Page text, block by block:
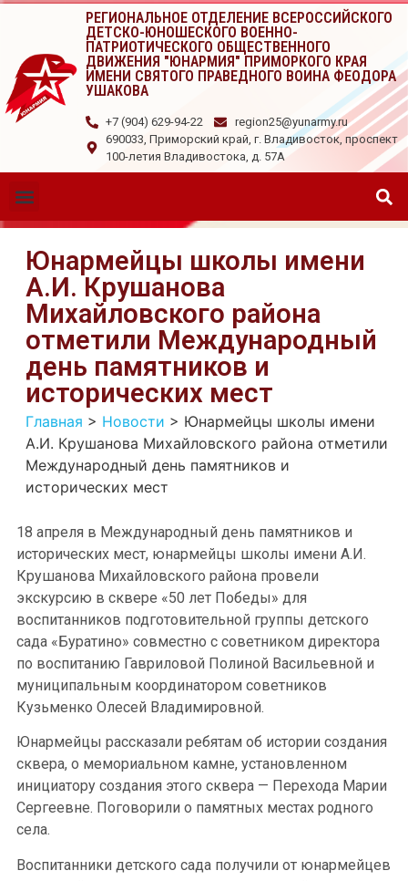
РЕГИОНАЛЬНОЕ ОТДЕЛЕНИЕ ВСЕРОССИЙСКОГО
ДЕТСКО-ЮНОШЕСКОГО ВОЕННО-
ПАТРИОТИЧЕСКОГО ОБЩЕСТВЕННОГО
ДВИЖЕНИЯ "ЮНАРМИЯ" ПРИМОРКОГО КРАЯ
ИМЕНИ СВЯТОГО ПРАВЕДНОГО ВОИНА ФЕОДОРА
УШАКОВА
+7 (904) 629-94-22
region25@yunarmy.ru
690033, Приморский край, г. Владивосток, проспект
100-летия Владивостока, д. 57А
Юнармейцы школы имени
А.И. Крушанова
Михайловского района
отметили Международный
день памятников и
исторических мест
Главная > Новости > Юнармейцы школы имени
А.И. Крушанова Михайловского района отметили
Международный день памятников и
исторических мест
18 апреля в Международный день памятников и
исторических мест, юнармейцы школы имени А.И.
Крушанова Михайловского района провели
экскурсию в сквере «50 лет Победы» для
воспитанников подготовительной группы детского
сада «Буратино» совместно с советником директора
по воспитанию Гавриловой Полиной Васильевной и
муниципальным координатором советников
Кузьменко Олесей Владимировной.
Юнармейцы рассказали ребятам об истории создания
сквера, о мемориальном камне, установленном
инициатору создания этого сквера — Перехода Марии
Сергеевне. Поговорили о памятных местах родного
села.
Воспитанники детского сада получили от юнармейцев